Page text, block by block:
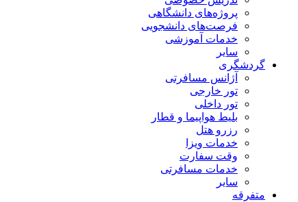
پروژه‌های دانشگاهی
فرصت‌های دانشجویی
خدمات آموزشی
سایر
گردشگری
آژانس مسافرتی
تور خارجی
تور داخلی
بلیط هواپیما و قطار
رزرو هتل
خدمات ویزا
وقت سفارت
خدمات مسافرتی
سایر
متفرقه